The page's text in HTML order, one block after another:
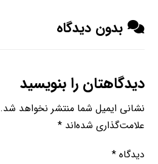
بدون دیدگاه
دیدگاهتان را بنویسید
نشانی ایمیل شما منتشر نخواهد شد.
علامت‌گذاری شده‌اند*
دیدگاه*